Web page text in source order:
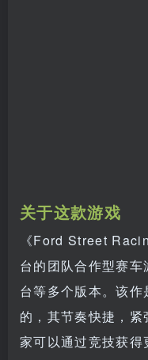
关于这款游戏
《Ford Street
台的团队合作型赛
台等多个版本。该
的，其节奏快捷，紧
家可以通过竞技获